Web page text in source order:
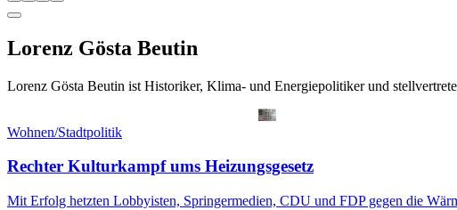
Lorenz Gösta Beutin
Lorenz Gösta Beutin ist Historiker, Klima- und Energiepolitiker und
Wohnen/Stadtpolitik
Rechter Kulturkampf ums Heizungsgesetz
Mit Erfolg hetzten Lobbyisten, Springermedien, CDU und FDP gegen die